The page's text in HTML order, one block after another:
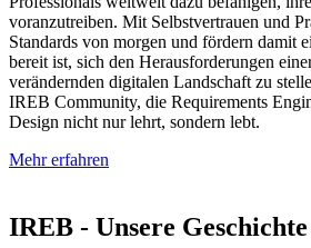
voranzutreiben. Mit Selbstvertrauen und
Standards von morgen und fördern damit
bereit ist, sich den Herausforderungen
verändernden digitalen Landschaft zu
IREB Community, die Requirements
Design nicht nur lehrt, sondern lebt.
Mehr erfahren
IREB - Unsere Geschichte